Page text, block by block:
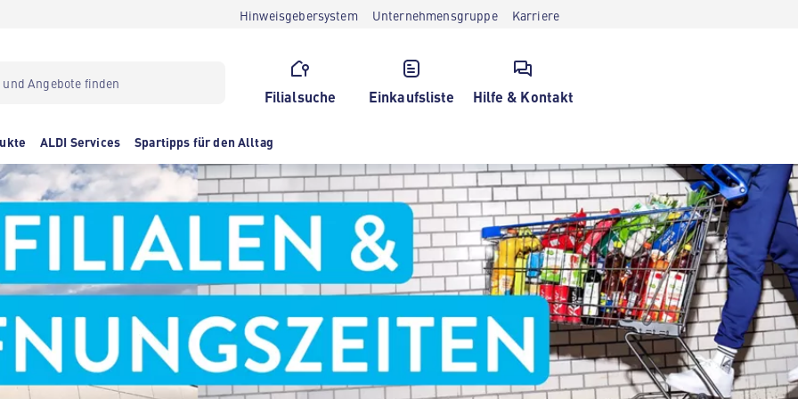
Hinweisgebersystem Unternehmensgruppe Karriere
Filialsuche Einkaufsliste Hilfe & Kontakt
ALDI Services Spartipps für den Alltag